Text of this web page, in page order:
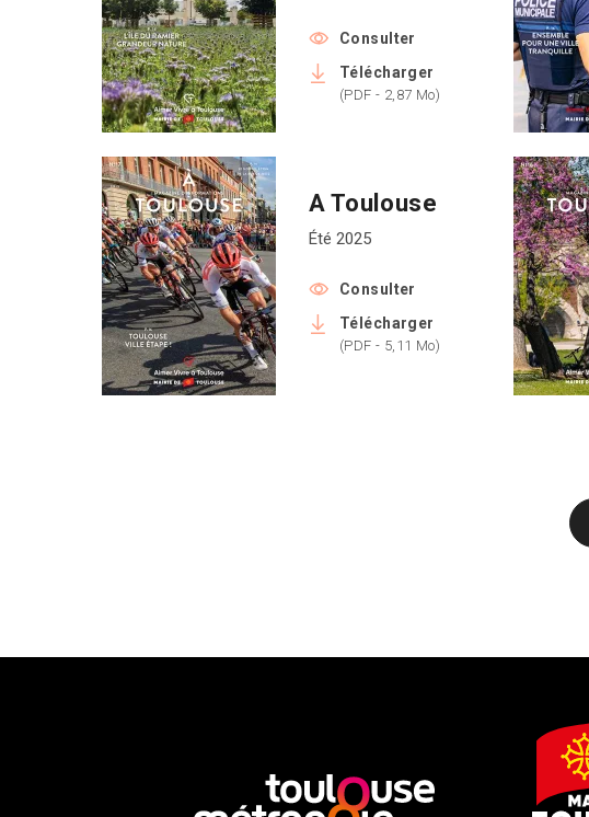
Consulter
Télécharger
(PDF - 2,87 Mo)
A Toulouse
Été 2025
Consulter
Télécharger
(PDF - 5,11 Mo)